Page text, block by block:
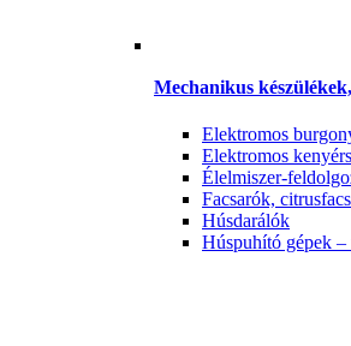
Mechanikus
Elektromos
Elektromos
Élelmiszer-
Facsarók,
Húsdarálók
Húspuhító gépek –